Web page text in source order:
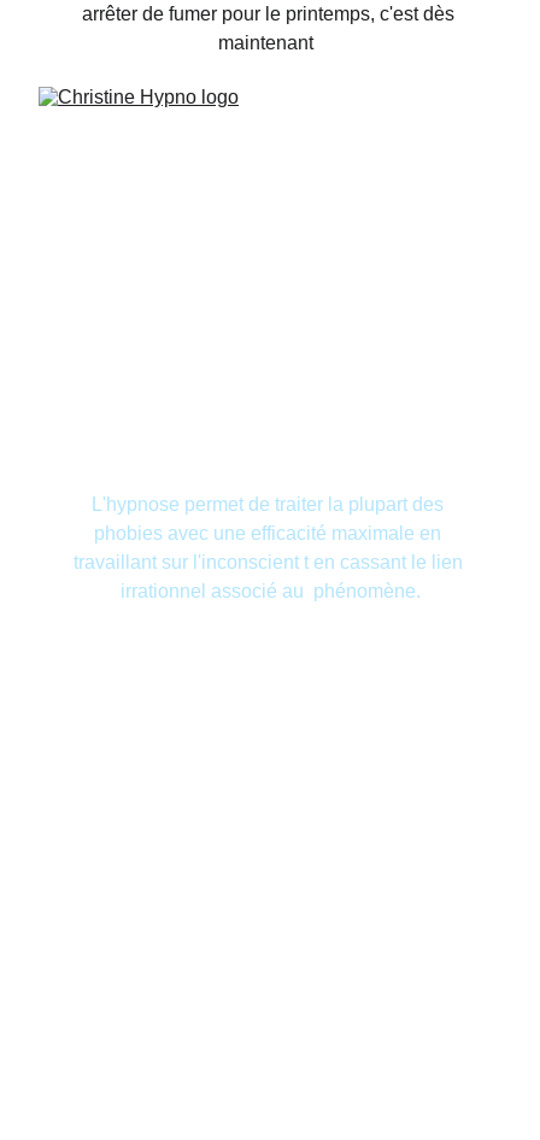
arrêter de fumer pour le printemps, c'est dès
maintenant
L'hypnose permet de traiter la plupart des
phobies avec une efficacité maximale en
travaillant sur l'inconscient t en cassant le lien
irrationnel associé au  phénomène.